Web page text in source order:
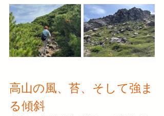
高山の風、苔、そして強ま
る傾斜